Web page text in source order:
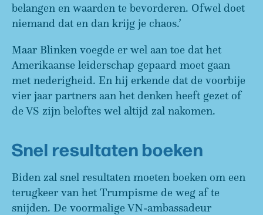
belangen en waarden te bevorderen. Ofwel doet
niemand dat en dan krijg je chaos.’
Maar Blinken voegde er wel aan toe dat het
Amerikaanse leiderschap gepaard moet gaan
met nederigheid. En hij erkende dat de voorbije
vier jaar partners aan het denken heeft gezet of
de VS zijn beloftes wel altijd zal nakomen.
Snel resultaten boeken
Biden zal snel resultaten moeten boeken om een
terugkeer van het Trumpisme de weg af te
snijden. De voormalige VN-ambassadeur